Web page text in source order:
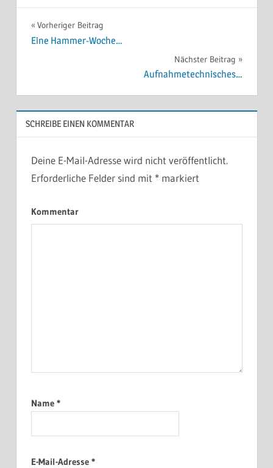
Beitragsnavigation
Vorheriger Beitrag
Eine Hammer-Woche…
Nächster Beitrag
Aufnahmetechnisches…
SCHREIBE EINEN KOMMENTAR
Deine E-Mail-Adresse wird nicht veröffentlicht.
Erforderliche Felder sind mit *markiert
Kommentar
Name *
E-Mail-Adresse *